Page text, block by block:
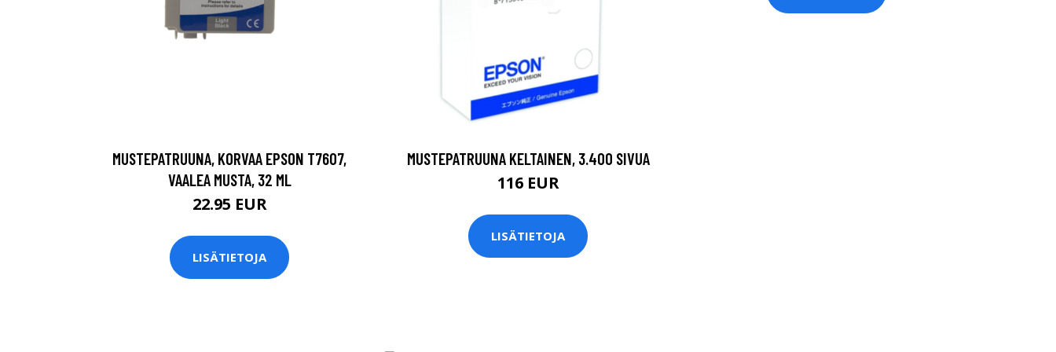
MUSTEPATRUUNA, KORVAA EPSON T7607,
VAALEA MUSTA, 32 ML
22.95 EUR
LISÄTIETOJA
MUSTEPATRUUNA KELTAINEN, 3.400 SIVUA
116 EUR
LISÄTIETOJA